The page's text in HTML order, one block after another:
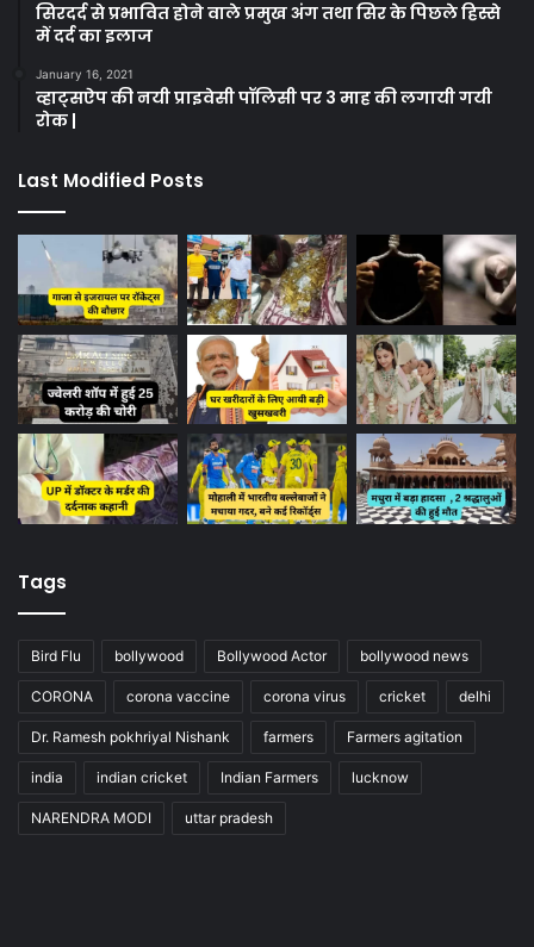
सिरदर्द से प्रभावित होने वाले प्रमुख अंग तथा सिर के पिछले हिस्से
में दर्द का इलाज
January 16, 2021
व्हाट्सऐप की नयी प्राइवेसी पॉलिसी पर 3 माह की लगायी गयी
रोक |
Last Modified Posts
Tags
Bird Flu bollywood Bollywood Actor bollywood news
CORONA corona vaccine corona virus cricket delhi
Dr. Ramesh pokhriyal Nishank farmers Farmers agitation
india indian cricket Indian Farmers lucknow
NARENDRA MODI uttar pradesh